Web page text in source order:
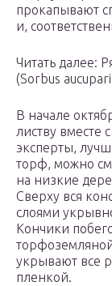
прокапывают
и,
Читать далее:
(Sorbus
В начале
листву вместе
эксперты,
торф, можно
на низкие
Сверху вся
слоями
Кончики
укрывают все
пленкой.